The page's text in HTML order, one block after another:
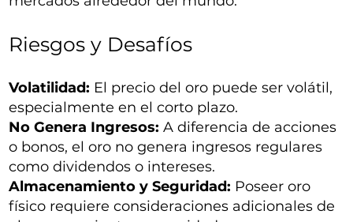
Riesgos y Desafíos
Volatilidad: El precio del oro puede ser volátil,
especialmente en el corto plazo.
No Genera Ingresos: A diferencia de acciones
o bonos, el oro no genera ingresos regulares
como dividendos o intereses.
Almacenamiento y Seguridad: Poseer oro
físico requiere consideraciones adicionales de